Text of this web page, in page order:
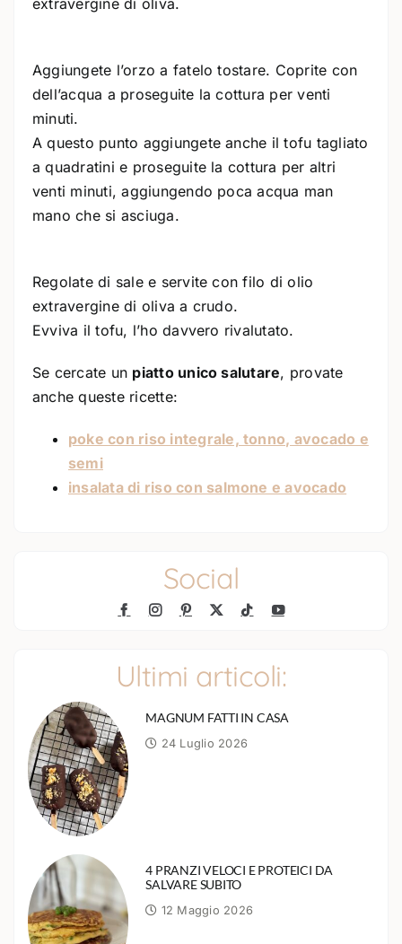
Aggiungete l’orzo a fatelo tostare. Coprite con
dell’acqua a proseguite la cottura per venti
minuti.
A questo punto aggiungete anche il tofu tagliato
a quadratini e proseguite la cottura per altri
venti minuti, aggiungendo poca acqua man
mano che si asciuga.
Regolate di sale e servite con filo di olio
extravergine di oliva a crudo.
Evviva il tofu, l’ho davvero rivalutato.
Se cercate un piatto unico salutare, provate
anche queste ricette:
poke con riso integrale, tonno, avocado e
semi
insalata di riso con salmone e avocado
Social
Ultimi articoli:
MAGNUM FATTI IN CASA
24 Luglio 2026
4 PRANZI VELOCI E PROTEICI DA
SALVARE SUBITO
12 Maggio 2026